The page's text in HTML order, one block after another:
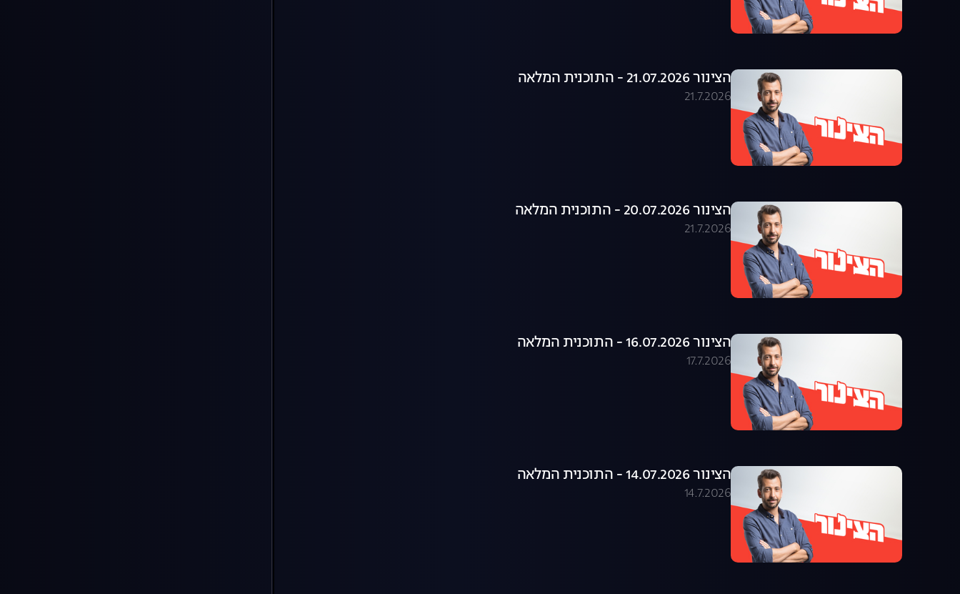
הצינור 21.07.2026 - התוכנית המלאה
21.7.2026
הצינור 20.07.2026 - התוכנית המלאה
21.7.2026
הצינור 16.07.2026 - התוכנית המלאה
17.7.2026
הצינור 14.07.2026 - התוכנית המלאה
14.7.2026